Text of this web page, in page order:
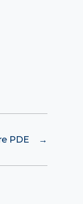
→
PDE